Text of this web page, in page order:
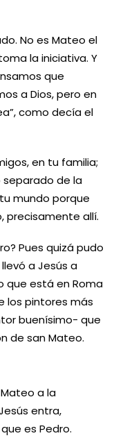
No es Mateo el
la iniciativa. Y
que
a Dios, pero en
como decía el
en tu familia;
separado de la
mundo porque
precisamente allí.
Pues quizá pudo
a Jesús a
que está en Roma
los pintores más
buenísimo- que
de san Mateo.
a la
entra,
es Pedro.